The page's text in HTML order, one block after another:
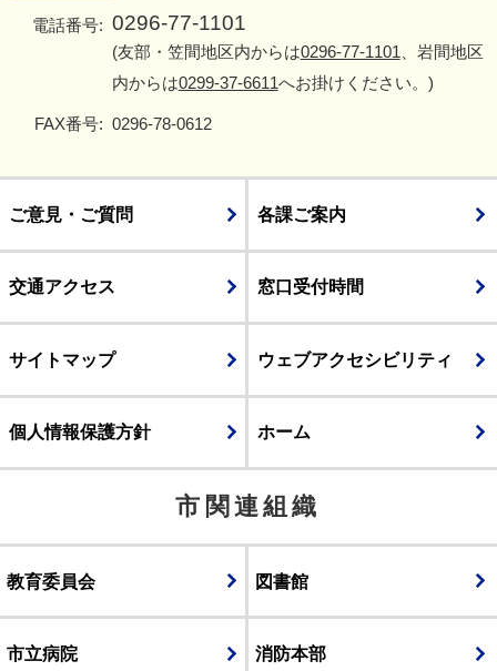
電話番号: 0296-77-1101
(友部・笠間地区内からは0296-77-1101 、岩間地区
内からは0299-37-6611へお掛けください。)
FAX番号: 0296-78-0612
ご意見・ご質問 各課ご案内
交通アクセス 窓口受付時間
サイトマップ ウェブアクセシビリティ
個人情報保護方針 ホーム
市関連組織
教育委員会 図書館
市立病院 消防本部